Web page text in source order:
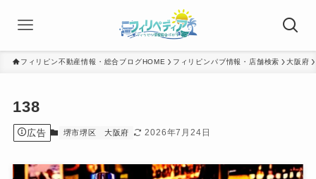
フィリピン不動産情報・総合ブログHOME フィリピンパブ情報・店舗検索 大阪府
138
広告 堺市堺区 大阪府 2026年7月24日